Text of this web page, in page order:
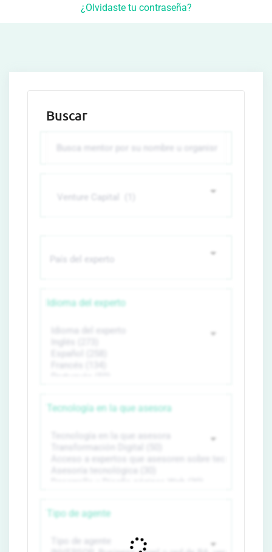
¿Olvidaste tu contraseña?
Buscar
Idioma del experto
Tecnología en la que asesora
Tipo de agente